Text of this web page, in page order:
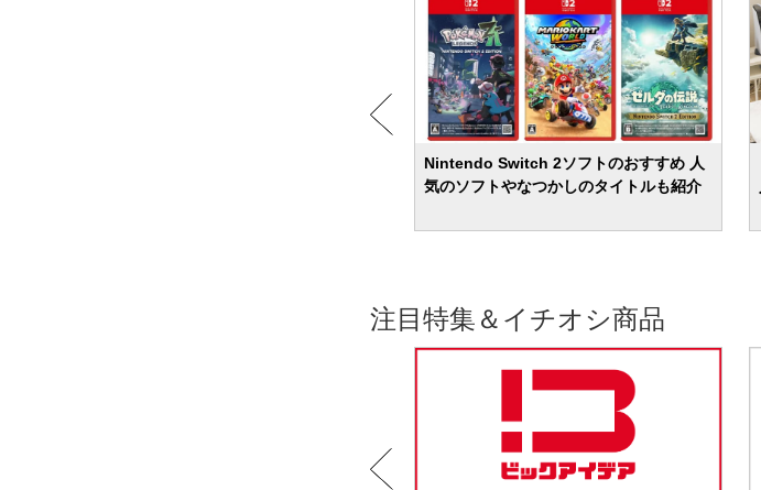
Nintendo Switch 2ソフトのおすすめ 人
気のソフトやなつかしのタイトルも紹介
注目特集＆イチオシ商品